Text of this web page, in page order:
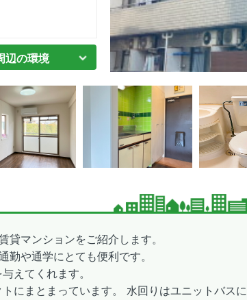
辺の環境
貸マンションをご紹介します。
や通学にとても便利です。
えてくれます。
にまとまっています。 水回りはユニットバスに